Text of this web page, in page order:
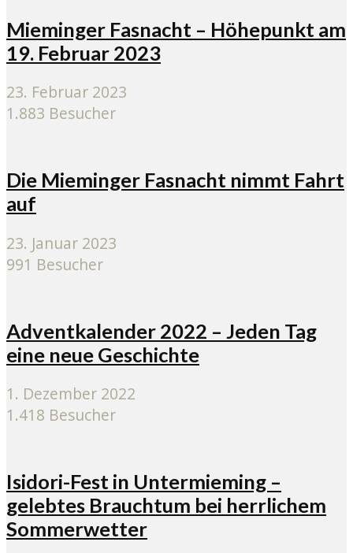
Mieminger Fasnacht – Höhepunkt am
19. Februar 2023
23. Februar 2023
1.883 Besucher
Die Mieminger Fasnacht nimmt Fahrt
auf
23. Januar 2023
991 Besucher
Adventkalender 2022 – Jeden Tag
eine neue Geschichte
1. Dezember 2022
1.418 Besucher
Isidori-Fest in Untermieming –
gelebtes Brauchtum bei herrlichem
Sommerwetter